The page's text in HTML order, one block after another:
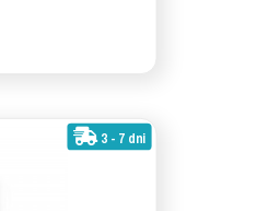
3 - 7 dni